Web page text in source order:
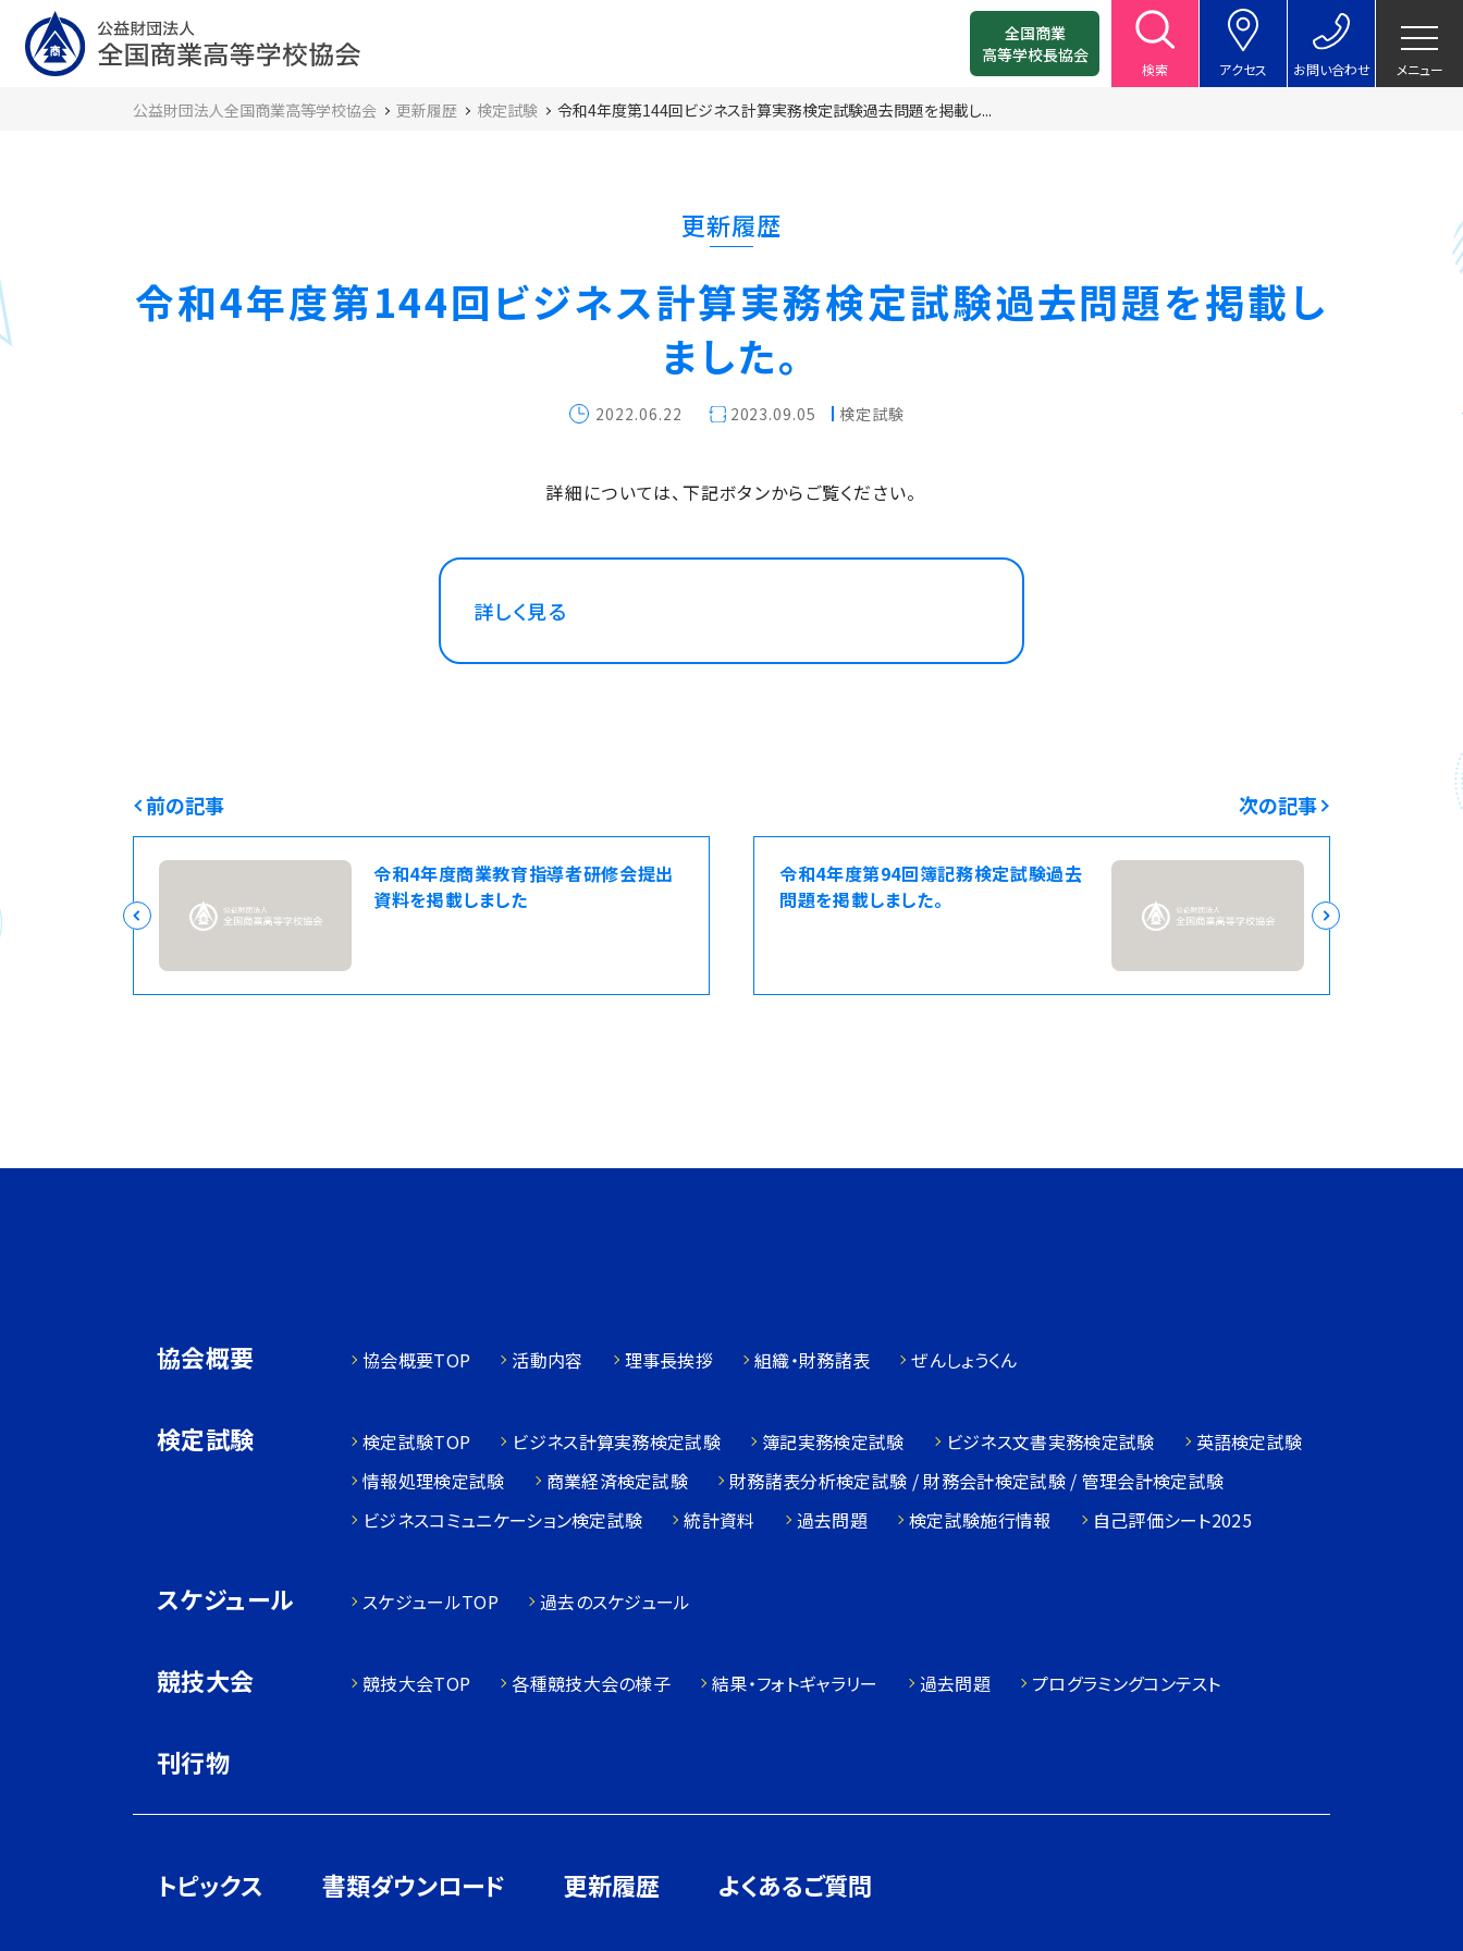
全国商業
高等学校長協会
検索 アクセス お問い合わせ メニュー
公益財団法人全国商業高等学校協会 更新履歴 検定試験 令和4年度第144回ビジネス計算実務検定試験過去問題を掲載し...
更新履歴
令和4年度第144回ビジネス計算実務検定試験過去問題を掲載し
ました。
2022.06.22 2023.09.05 検定試験
詳細については、下記ボタンからご覧ください。
詳しく見る
前の記事
令和4年度商業教育指導者研修会提出
資料を掲載しました
次の記事
令和4年度第94回簿記務検定試験過去
問題を掲載しました。
協会概要 協会概要TOP 活動内容 理事長挨拶 組織・財務諸表 ぜんしょうくん
検定試験 検定試験TOP ビジネス計算実務検定試験 簿記実務検定試験 ビジネス文書実務検定試験
英語検定試験
情報処理検定試験
商業経済検定試験
財務諸表分析検定試験 / 財務会計検定試験 / 管理会計検定試験
ビジネスコミュニケーション検定試験
統計資料 過去問題 検定試験施行情報 自己評価シート2025
スケジュール スケジュールTOP 過去のスケジュール
競技大会 競技大会TOP 各種競技大会の様子 結果・フォトギャラリー 過去問題 プログラミングコンテスト
刊行物
トピックス 書類ダウンロード 更新履歴 よくあるご質問